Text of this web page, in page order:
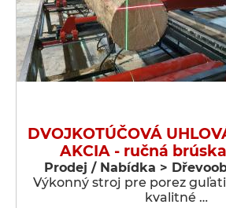
DVOJKOTÚČOVÁ
AKCIA - ručná
Prodej / Nabídka >
Výkonný stroj pre porez
kvalitné …